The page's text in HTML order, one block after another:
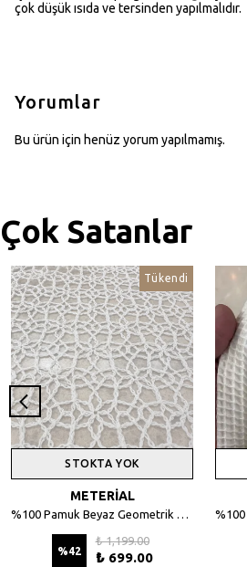
çok düşük ısıda ve tersinden yapılmalıdır.
Yorumlar
Bu ürün için henüz yorum yapılmamış.
Çok Satanlar
Tükendi
STOKTA YOK
METERİAL
%100 Pamuk Beyaz Geometrik Desenli File Kumaş - 135 cm En
%42
₺ 1,199.00
₺ 699.00